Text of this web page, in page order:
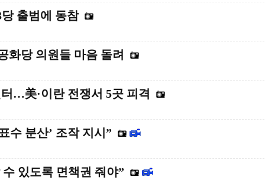
출범에 동참
화당 의원들 마음 돌려
…美·이란 전쟁서 5곳 피격
수 분산’ 조작 지시”
있도록 면책권 줘야”